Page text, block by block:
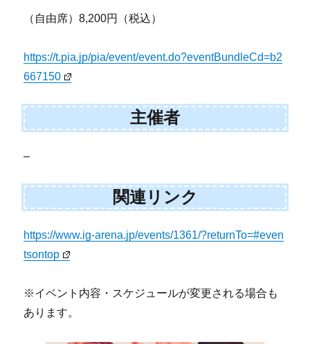
（自由席）8,200円（税込）
https://t.pia.jp/pia/event/event.do?eventBundleCd=b2
667150
主催者
–
関連リンク
https://www.ig-arena.jp/events/1361/?returnTo=#even
tsontop
※イベント内容・スケジュールが変更される場合も
あります。